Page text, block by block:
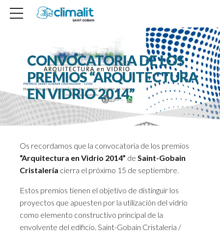
CONVOCATORIA DE LOS
PREMIOS “ARQUITECTURA
EN VIDRIO 2014”
Os recordamos que la convocatoria de los premios
“Arquitectura en Vidrio 2014” de Saint-Gobain
Cristalería cierra el próximo 15 de septiembre.
Estos premios tienen el objetivo de distinguir los
proyectos que apuesten por la utilización del vidrio
como elemento constructivo principal de la
envolvente del edificio. Saint-Gobain Cristalería /